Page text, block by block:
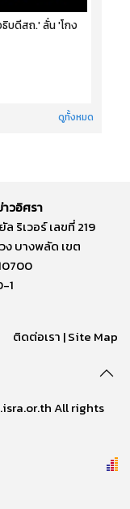
บดีสถ.' ลั่น 'โกง
ดูทั้งหมด
วอิศรา
ริเวอร์ เลขที่ 219
บางพลัด เขต
1
ติดต่อเรา |Site Map
All rights